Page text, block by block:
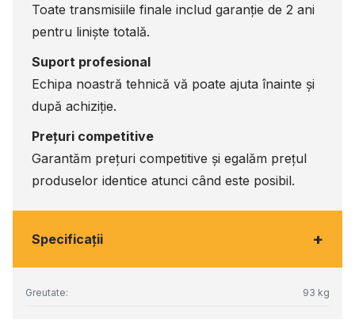
Toate transmisiile finale includ garanție de 2 ani
pentru liniște totală.
Suport profesional
Echipa noastră tehnică vă poate ajuta înainte și
după achiziție.
Prețuri competitive
Garantăm prețuri competitive și egalăm prețul
produselor identice atunci când este posibil.
Specificaţii +
Greutate: 93 kg